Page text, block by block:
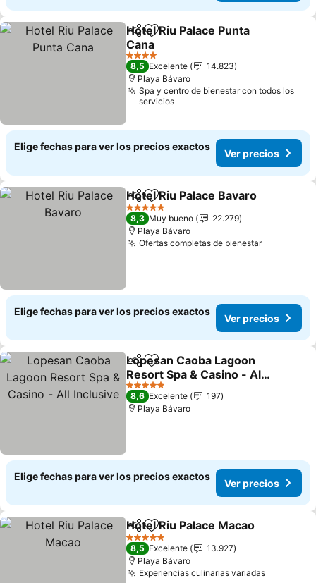
CompartirAgregar a favoritos
Hotel Riu Palace Punta
Cana
Ver precios
4 Estrellas
8,5 Excelente
14.823
Playa Bávaro
Spa y centro de bienestar con todos los
servicios
Elige fechas para ver los precios exactos
Ver precios
CompartirAgregar a favoritos
Hotel Riu Palace Bavaro
5 Estrellas
8,3 Muy bueno
22.279
Playa Bávaro
Ofertas completas de bienestarVer
Elige fechas para ver los precios exactos
Ver precios
CompartirAgregar a favoritos
Lopesan Caoba Lagoon
Resort Spa & Casino - All
Inclusive
Ver precios
5 Estrellas
8,6 Excelente
197
Playa Bávaro
Elige fechas para ver los precios exactos
Ver precios
CompartirAgregar a favoritos
Hotel Riu Palace Macao
5 Estrellas
8,5 Excelente
13.927
Playa Bávaro
Experiencias culinarias variadasVer